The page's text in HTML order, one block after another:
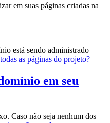
em suas páginas criadas na
está sendo administrado
as páginas do projeto?
em seu
Caso não seja nenhum dos